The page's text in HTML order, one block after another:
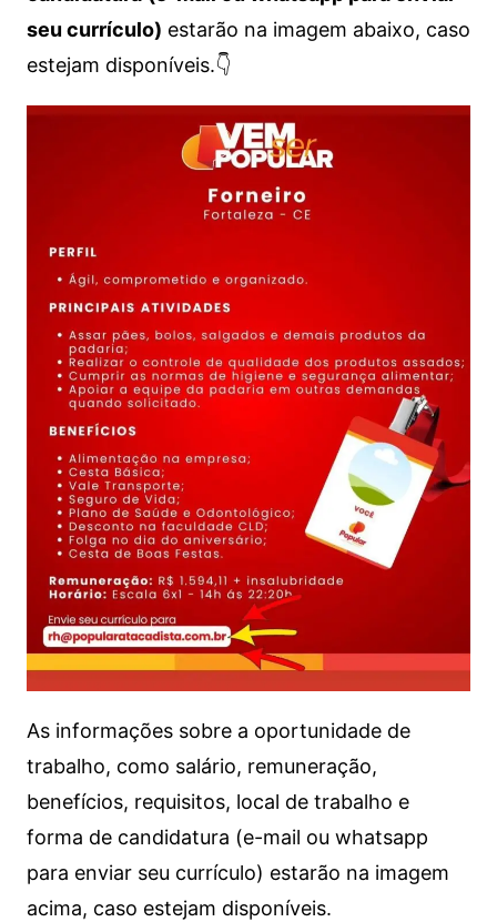
seu currículo) estarão na imagem abaixo, caso
estejam disponíveis.👇
As informações sobre a oportunidade de
trabalho, como salário, remuneração,
benefícios, requisitos, local de trabalho e
forma de candidatura (e-mail ou whatsapp
para enviar seu currículo) estarão na imagem
acima, caso estejam disponíveis.